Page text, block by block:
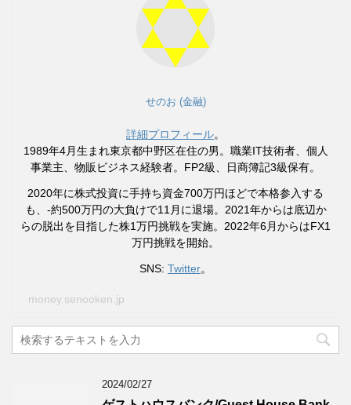
せのお (金融)
詳細プロフィール。
1989年4月生まれ東京都中野区在住の男。職業IT技術者、個人
事業主、物販ビジネス経験者。FP2級、日商簿記3級保有。
2020年に株式投資に手持ち資金700万円ほどで本格参入する
も、-約500万円の大負けで11月に退場。2021年からは底辺か
らの脱出を目指した株1万円挑戦を実施。2022年6月からはFX1
万円挑戦を開始。
SNS: Twitter。
money.senooken.jp
2024/02/27